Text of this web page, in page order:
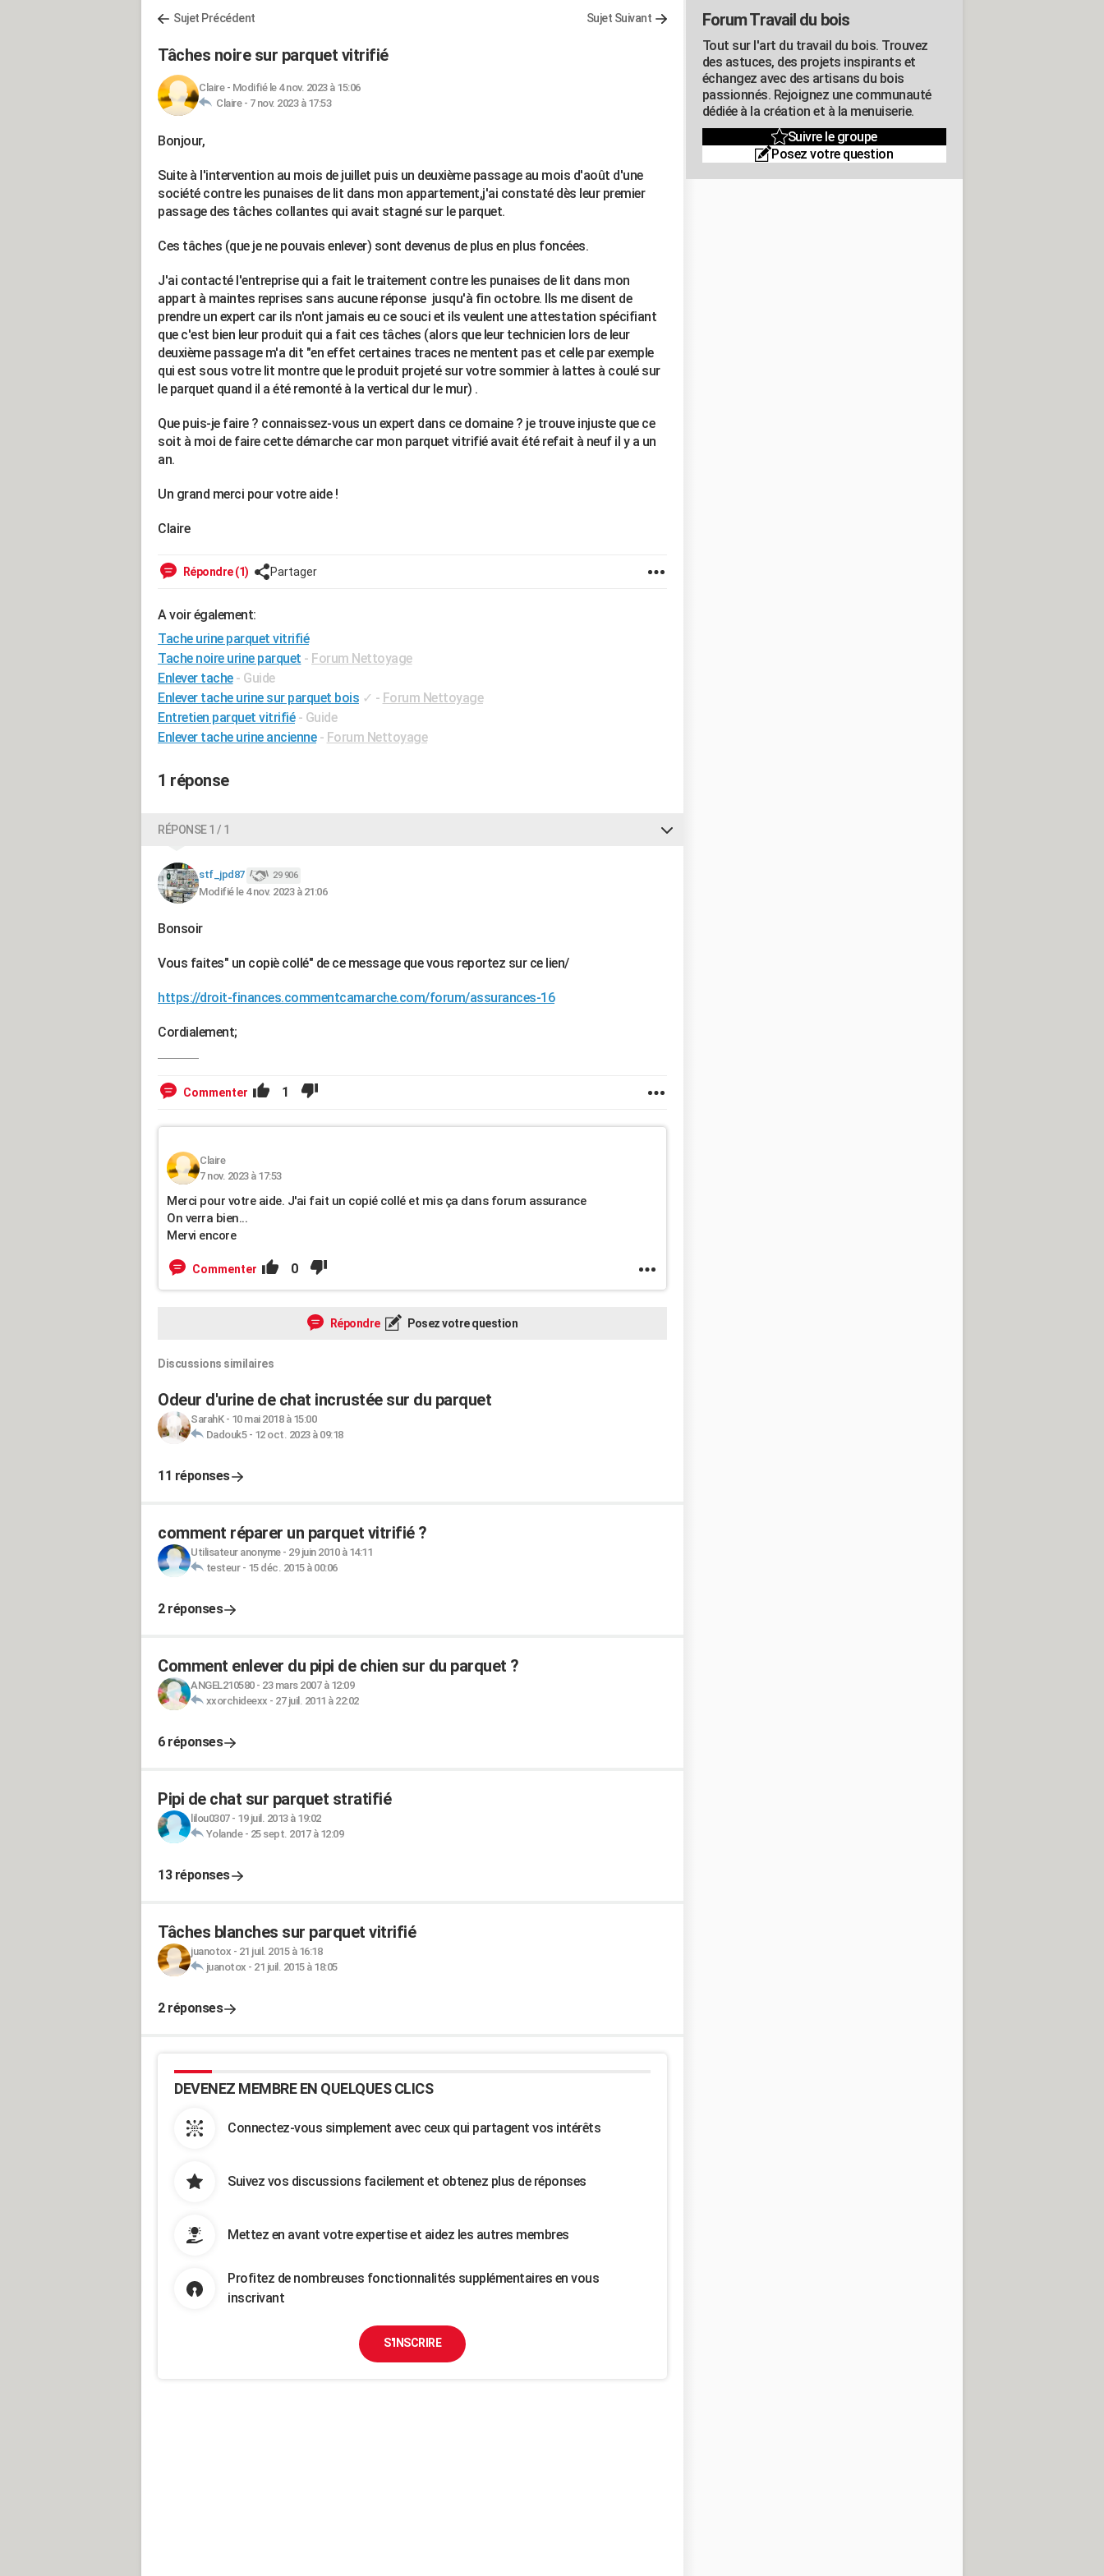
Sujet Précédent Sujet Suivant
Tâches noire sur parquet vitrifié
Claire- Modifié le 4 nov. 2023 à 15:06
Claire - 7 nov. 2023 à 17:53
Bonjour,
Suite à l'intervention au mois de juillet puis un deuxième passage au mois d'août d'une
société contre les punaises de lit dans mon appartement,j'ai constaté dès leur premier
passage des tâches collantes qui avait stagné sur le parquet.
Ces tâches (que je ne pouvais enlever) sont devenus de plus en plus foncées.
J'ai contacté l'entreprise qui a fait le traitement contre les punaises de lit dans mon
appart à maintes reprises sans aucune réponse jusqu'à fin octobre. Ils me disent de
prendre un expert car ils n'ont jamais eu ce souci et ils veulent une attestation spécifiant
que c'est bien leur produit qui a fait ces tâches (alors que leur technicien lors de leur
deuxième passage m'a dit "en effet certaines traces ne mentent pas et celle par exemple
qui est sous votre lit montre que le produit projeté sur votre sommier à lattes à coulé sur
le parquet quand il a été remonté à la vertical dur le mur) .
Que puis-je faire ? connaissez-vous un expert dans ce domaine ? je trouve injuste que ce
soit à moi de faire cette démarche car mon parquet vitrifié avait été refait à neuf il y a un
an.
Un grand merci pour votre aide !
Claire
Répondre (1) Partager
A voir également:
Tache urine parquet vitrifié
Tache noire urine parquet - Forum Nettoyage
Enlever tache - Guide
Enlever tache urine sur parquet bois ✓ - Forum Nettoyage
Entretien parquet vitrifié - Guide
Enlever tache urine ancienne - Forum Nettoyage
1 réponse
RÉPONSE 1 / 1
stf_jpd87 29 906
Modifié le 4 nov. 2023 à 21:06
Bonsoir
Vous faites" un copiè collé" de ce message que vous reportez sur ce lien/
https://droit-finances.commentcamarche.com/forum/assurances-16
Cordialement;
Commenter 1
Claire
7 nov. 2023 à 17:53
Merci pour votre aide. J'ai fait un copié collé et mis ça dans forum assurance
On verra bien...
Mervi encore
Commenter 0
Répondre Posez votre question
Discussions similaires
Odeur d'urine de chat incrustée sur du parquet
SarahK- 10 mai 2018 à 15:00
Dadouk5- 12 oct. 2023 à 09:18
11 réponses
comment réparer un parquet vitrifié ?
Utilisateur anonyme- 29 juin 2010 à 14:11
testeur- 15 déc. 2015 à 00:06
2 réponses
Comment enlever du pipi de chien sur du parquet ?
ANGEL210580- 23 mars 2007 à 12:09
xxorchideexx - 27 juil. 2011 à 22:02
6 réponses
Pipi de chat sur parquet stratifié
lilou0307- 19 juil. 2013 à 19:02
Yolande- 25 sept. 2017 à 12:09
13 réponses
Tâches blanches sur parquet vitrifié
juanotox - 21 juil. 2015 à 16:18
juanotox - 21 juil. 2015 à 18:05
2 réponses
DEVENEZ MEMBRE EN QUELQUES CLICS
Connectez-vous simplement avec ceux qui partagent vos intérêts
Suivez vos discussions facilement et obtenez plus de réponses
Mettez en avant votre expertise et aidez les autres membres
Profitez de nombreuses fonctionnalités supplémentaires en vous
inscrivant
S'INSCRIRE
Forum Travail du bois
Tout sur l'art du travail du bois. Trouvez
des astuces, des projets inspirants et
échangez avec des artisans du bois
passionnés. Rejoignez une communauté
dédiée à la création et à la menuiserie.
Suivre le groupe
Posez votre question